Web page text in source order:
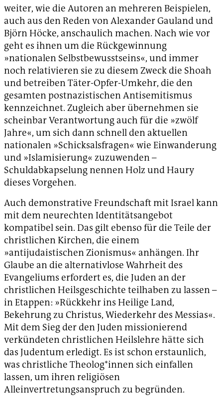
weiter, wie die Autoren an mehreren Beispielen,
auch aus den Reden von Alexander Gauland und
Björn Höcke, anschaulich machen. Nach wie vor
geht es ihnen um die Rückgewinnung
»nationalen Selbstbewusstseins«, und immer
noch relativieren sie zu diesem Zweck die Shoah
und betreiben Täter-Opfer-Umkehr, die den
gesamten postnazistischen Antisemitismus
kennzeichnet. Zugleich aber übernehmen sie
scheinbar Verantwortung auch für die »zwölf
Jahre«, um sich dann schnell den aktuellen
nationalen »Schicksalsfragen« wie Einwanderung
und »Islamisierung« zuzuwenden –
Schuldabkapselung nennen Holz und Haury
dieses Vorgehen.
Auch demonstrative Freundschaft mit Israel kann
mit dem neurechten Identitätsangebot
kompatibel sein. Das gilt ebenso für die Teile der
christlichen Kirchen, die einem
»antijudaistischen Zionismus« anhängen. Ihr
Glaube an die alternativlose Wahrheit des
Evangeliums erfordert es, die Juden an der
christlichen Heilsgeschichte teilhaben zu lassen –
in Etappen: »Rückkehr ins Heilige Land,
Bekehrung zu Christus, Wiederkehr des Messias«.
Mit dem Sieg der den Juden missionierend
verkündeten christlichen Heilslehre hätte sich
das Judentum erledigt. Es ist schon erstaunlich,
was christliche Theolog*innen sich einfallen
lassen, um ihren religiösen
Alleinvertretungsanspruch zu begründen.